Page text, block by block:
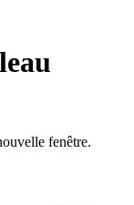
fenêtre.